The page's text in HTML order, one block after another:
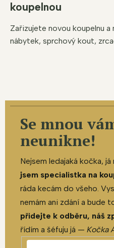
koupelnou
Zařizujete novou koupelnu
nábytek, sprchový kout,
Se mnou
neunikne!
Nejsem ledajaká kočka,
jsem specialistka na
ráda kecám do všeho.
nemám ani zdání a bude
přidejte k odběru, náš
řídím a šéfuju já — Kočka